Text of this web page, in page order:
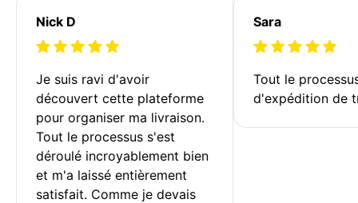
Nick D
Je suis ravi d'avoir
découvert cette plateforme
pour organiser ma livraison.
Tout le processus s'est
déroulé incroyablement bien
et m'a laissé entièrement
satisfait. Comme je devais
Sara
Tout le
d'expédition de